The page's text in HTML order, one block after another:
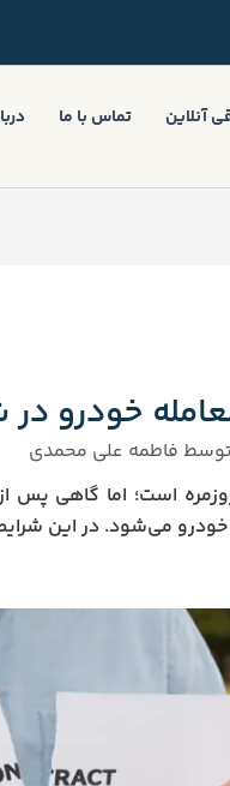
آنلاین تماس با ما
خودرو در
فاطمه علی محمدی
است؛ اما گاهی پس از
می‌شود. در این شرایط،